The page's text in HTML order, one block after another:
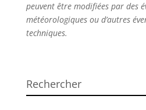
peuvent être modifiées par des
météorologiques ou d’autres
techniques.
Rechercher